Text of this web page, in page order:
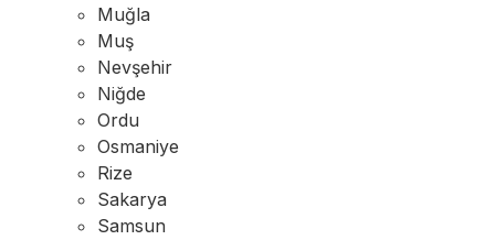
Muğla
Muş
Nevşehir
Niğde
Ordu
Osmaniye
Rize
Sakarya
Samsun